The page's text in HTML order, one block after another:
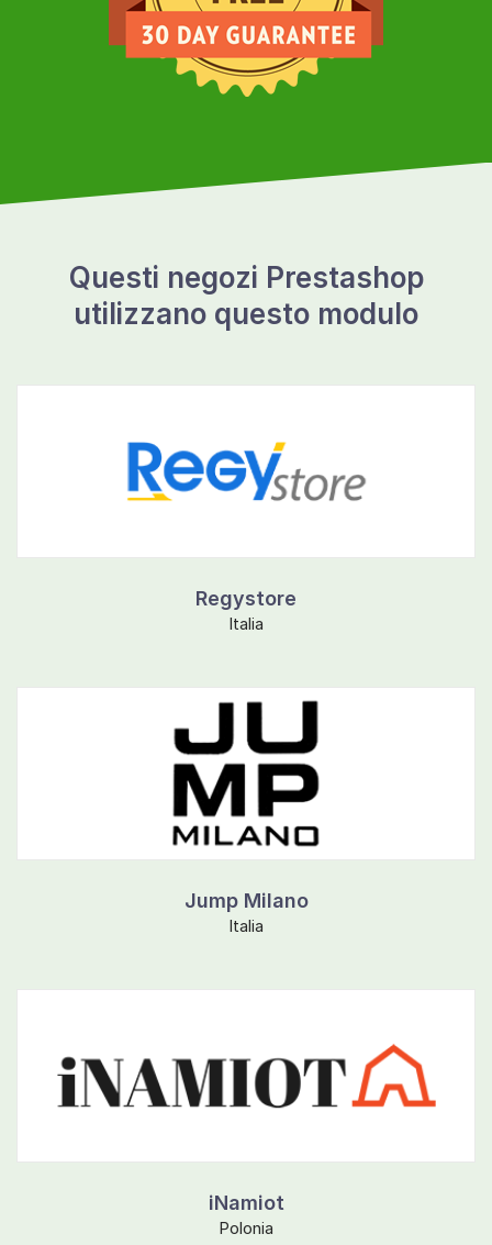
Questi negozi Prestashop
utilizzano questo modulo
Regystore
Italia
Jump Milano
Italia
iNamiot
Polonia